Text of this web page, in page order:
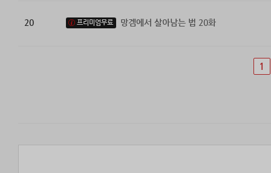
20 프리미엄무료 망겜에서 살아남는 법 20화
1